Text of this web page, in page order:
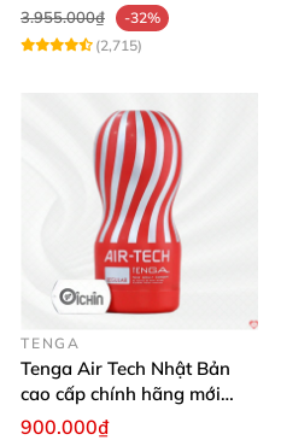
3.955.000₫
-32%
(2,715)
TENGA
Tenga Air Tech Nhật Bản
cao cấp chính hãng mới
seal giá tốt
900.000₫